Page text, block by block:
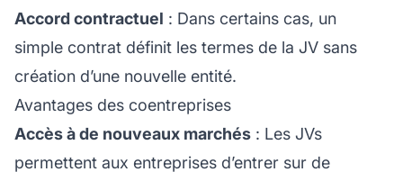
Accord contractuel : Dans certains cas, un
simple contrat définit les termes de la JV sans
création d’une nouvelle entité.
Avantages des coentreprises
Accès à de nouveaux marchés : Les JVs
permettent aux entreprises d’entrer sur de